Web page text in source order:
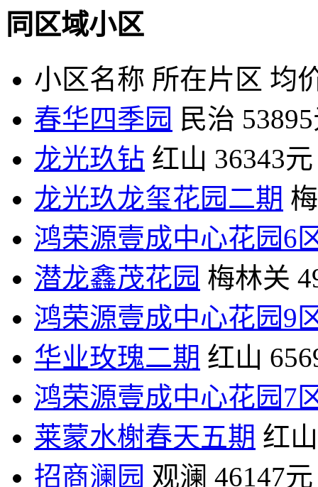
同区域小区
小区名称 所在片区 均
春华四季园 民治
龙光玖钻 红山 36343元
龙光玖龙玺花园二期
鸿荣源壹成中心花园6
潜龙鑫茂花园 梅林关
鸿荣源壹成中心花园9
华业玫瑰二期 红山
鸿荣源壹成中心花园7
莱蒙水榭春天五期 红山
招商澜园 观澜 46147元